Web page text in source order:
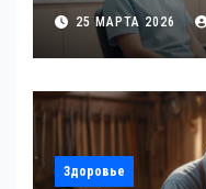
25 МАРТА 2026
Здоровье